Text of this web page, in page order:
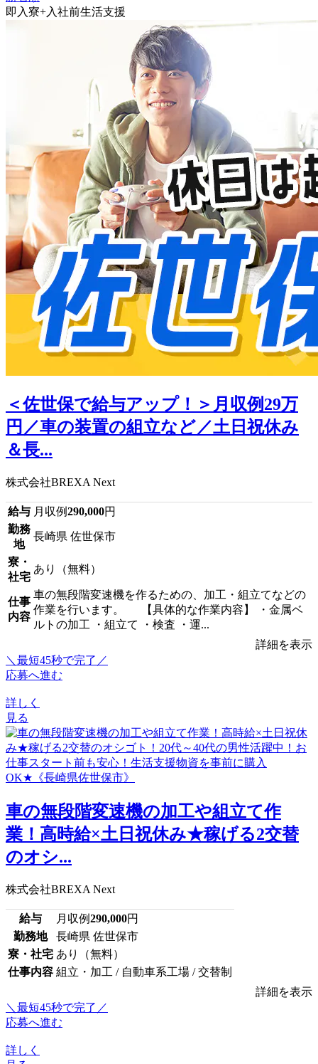
即入寮+入社前生活支援
＜佐世保で給与アップ！＞月収例29万
円／車の装置の組立など／土日祝休み
＆長...
株式会社BREXA Next
給与 月収例290,000円
勤務
地
長崎県 佐世保市
寮・
社宅
あり（無料）
仕事
内容
車の無段階変速機を作るための、加工・組立てなどの
作業を行います。 【具体的な作業内容】 ・金属ベ
ルトの加工 ・組立て ・検査 ・運...
詳細を表示
＼最短45秒で完了／
応募へ進む
詳しく
見る
車の無段階変速機の加工や組立て作
業！高時給×土日祝休み★稼げる2交替
のオシ...
株式会社BREXA Next
給与 月収例290,000円
勤務地
長崎県 佐世保市
寮・社宅 あり（無料）
仕事内容 組立・加工 / 自動車系工場 / 交替制
詳細を表示
＼最短45秒で完了／
応募へ進む
詳しく